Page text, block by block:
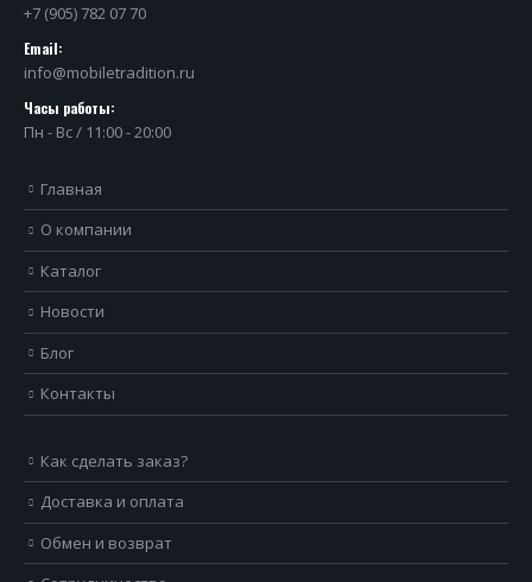
+7 (905) 782 07 70
Email:
info@mobiletradition.ru
Часы работы:
Пн - Вс / 11:00 - 20:00
Главная
О компании
Каталог
Новости
Блог
Контакты
Как сделать заказ?
Доставка и оплата
Обмен и возврат